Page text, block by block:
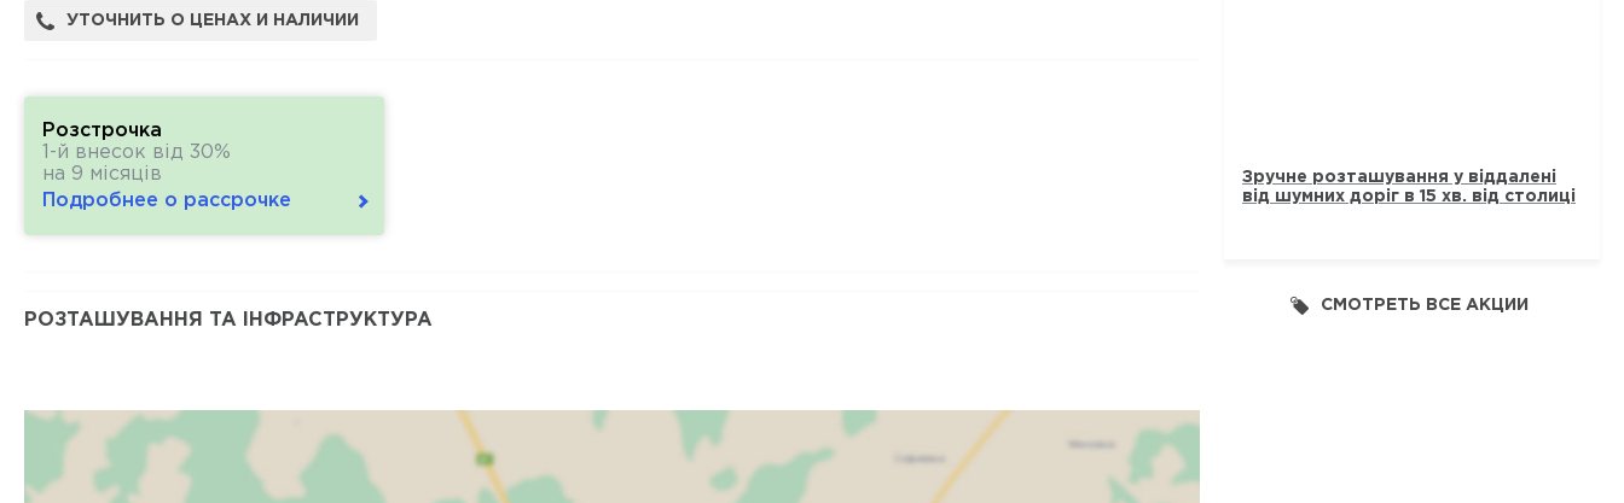
УТОЧНИТЬ О ЦЕНАХ И НАЛИЧИИ
Розстрочка
1-й внесок від 30%
на 9 місяців
Подробнее о рассрочке
РОЗТАШУВАННЯ ТА ІНФРАСТРУКТУРА
Зручне розташування у віддалені
від шумних доріг в 15 хв. від столиці
СМОТРЕТЬ ВСЕ АКЦИИ